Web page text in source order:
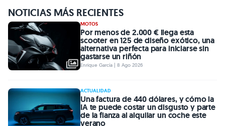
NOTICIAS MÁS RECIENTES
MOTOS
Por menos de 2.000 € llega esta
scooter en 125 de diseño exótico, una
alternativa perfecta para iniciarse sin
gastarse un riñón
Enrique García | 8 Ago 2026
ACTUALIDAD
Una factura de 440 dólares, y cómo la
IA te puede costar un disgusto y parte
de la fianza al alquilar un coche este
verano